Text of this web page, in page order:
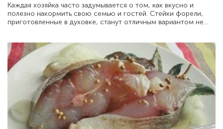
Каждая хозяйка часто задумывается о том, как вкусно и
полезно накормить свою семью и гостей. Стейки форели,
приготовленные в духовке, станут отличным вариантом не